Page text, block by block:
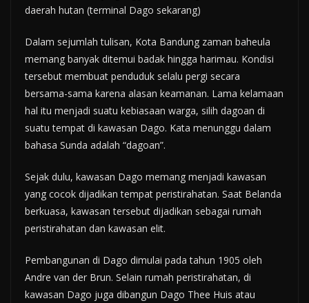
daerah hutan (terminal Dago sekarang)
Dalam sejumlah tulisan, Kota Bandung zaman baheula
memang banyak ditemui badak hingga harimau. Kondisi
tersebut membuat penduduk selalu pergi secara
bersama-sama karena alasan keamanan. Lama kelamaan
hal itu menjadi suatu kebiasaan warga, silih dagoan di
suatu tempat di kawasan Dago. Kata menunggu dalam
bahasa Sunda adalah “dagoan”.
Sejak dulu, kawasan Dago memang menjadi kawasan
yang cocok dijadikan tempat peristirahatan. Saat Belanda
berkuasa, kawasan tersebut dijadikan sebagai rumah
peristirahatan dan kawasan elit.
Pembangunan di Dago dimulai pada tahun 1905 oleh
Andre van der Brun. Selain rumah peristirahatan, di
kawasan Dago juga dibangun Dago Thee Huis atau